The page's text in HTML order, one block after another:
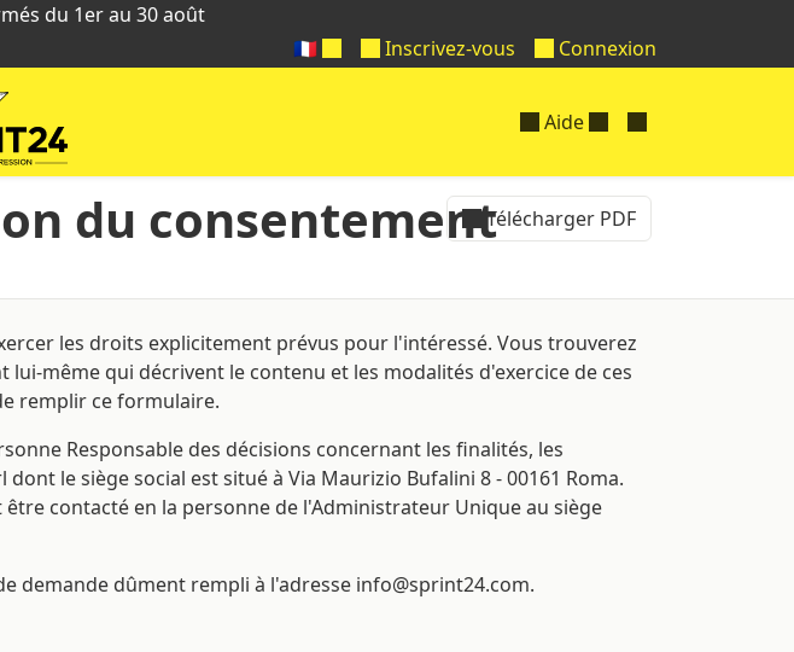
du 1er au 30 août
Inscrivez-vous Connexion
🇫🇷
Aide
Télécharger PDF
du consentement
les droits explicitement prévus pour l'intéressé. Vous trouverez
lui-même qui décrivent le contenu et les modalités d'exercice de ces
remplir ce formulaire.
Responsable des décisions concernant les finalités, les
le siège social est situé à Via Maurizio Bufalini 8 - 00161 Roma.
être contacté en la personne de l'Administrateur Unique au siège
demande dûment rempli à l'adresse info@sprint24.com.